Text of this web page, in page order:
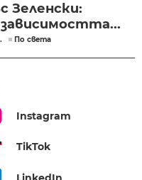
Зеленски:
По света
Instagram
TikTok